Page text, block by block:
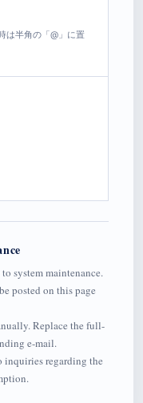
は半角の「@」に置
system maintenance.
posted on this page
Replace the full-
e-mail.
regarding the